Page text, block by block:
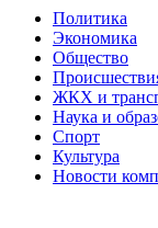
Политика
Экономика
Общество
ЖКХ и
Наука и
Спорт
Культура
Новости